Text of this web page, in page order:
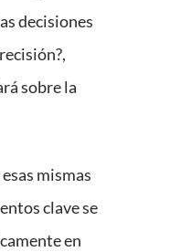
decisiones
sobre la
mismas
clave se
en